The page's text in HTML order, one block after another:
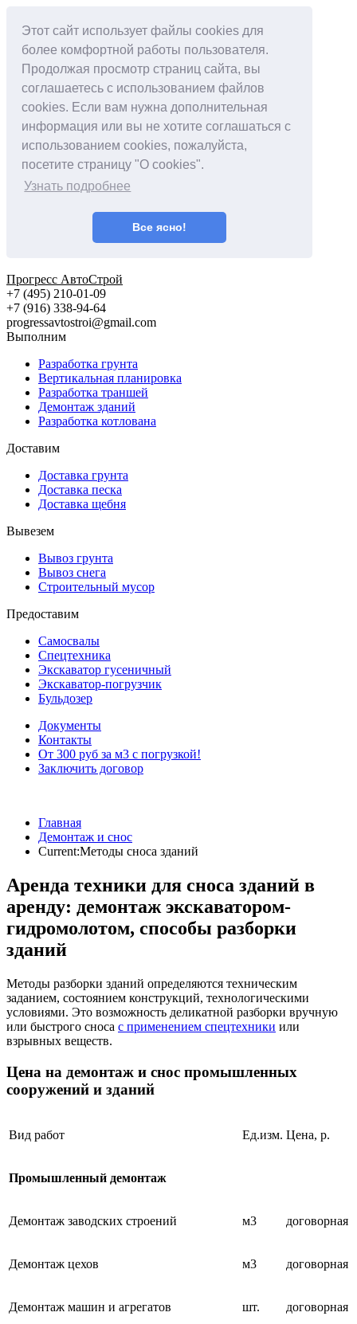
Этот сайт использует файлы cookies для
более комфортной работы пользователя.
Продолжая просмотр страниц сайта, вы
соглашаетесь с использованием файлов
cookies. Если вам нужна дополнительная
информация или вы не хотите соглашаться с
использованием cookies, пожалуйста,
посетите страницу "О cookies".
Узнать подробнее
Все ясно!
Прогресс АвтоСтрой
+7 (495) 210-01-09
+‎7 (916) 338-94-64
progressavtostroi@gmail.com
Выполним
Разработка грунта
Вертикальная планировка
Разработка траншей
Демонтаж зданий
Разработка котлована
Доставим
Доставка грунта
Доставка песка
Доставка щебня
Вывезем
Вывоз грунта
Вывоз снега
Строительный мусор
Предоставим
Самосвалы
Спецтехника
Экскаватор гусеничный
Экскаватор-погрузчик
Бульдозер
Документы
Контакты
От 300 руб за м3 с погрузкой!
Заключить договор
Главная
Демонтаж и снос
Current:Методы сноса зданий
Аренда техники для сноса зданий в
аренду: демонтаж экскаватором-
гидромолотом, способы разборки
зданий
Методы разборки зданий определяются техническим
заданием, состоянием конструкций, технологическими
условиями. Это возможность деликатной разборки вручную
или быстрого сноса с применением спецтехники или
взрывных веществ.
Цена на демонтаж и снос промышленных
сооружений и зданий
Вид работ Ед.изм. Цена, р.
Промышленный демонтаж
Демонтаж заводских строений м3 договорная
Демонтаж цехов м3 договорная
Демонтаж машин и агрегатов шт. договорная